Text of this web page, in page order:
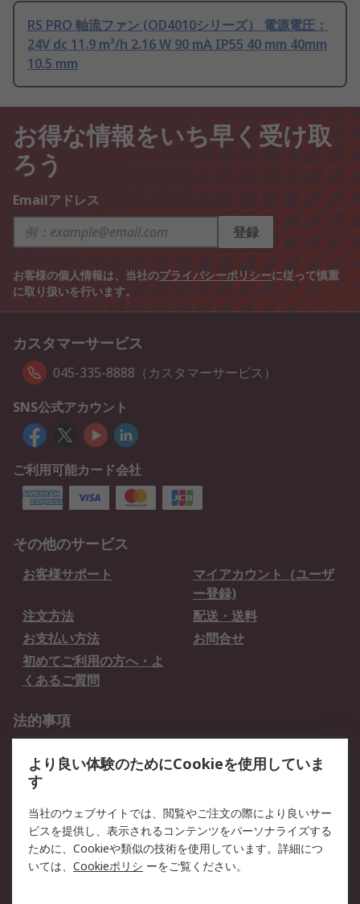
RS PRO 軸流ファン (OD4010シリーズ） 電源電圧：
24V dc 11.9 m³/h 2.16 W 90 mA IP55 40 mm 40mm
10.5 mm
お得な情報をいち早く受け取
ろう
Emailアドレス
登録
お客様の個人情報は、当社のプライバシーポリシーに従って慎重
に取り扱いを行います。
カスタマーサービス
045-335-8888（カスタマーサービス）
SNS公式アカウント
ご利用可能カード会社
その他のサービス
お客様サポート
マイアカウント（ユーザ
ー登録)
注文方法
配送・送料
お支払い方法
お問合せ
初めてご利用の方へ・よ
くあるご質問
法的事項
クッキーポリシー
RSについて
会社概要
採用情報
プレスリリース＆お知ら
コーポレートサイト
より良い体験のためにCookieを使用していま
す
当社のウェブサイトでは、閲覧やご注文の際により良いサー
ビスを提供し、表示されるコンテンツをパーソナライズする
ために、Cookieや類似の技術を使用しています。詳細につ
いては、 Cookieポリシ ーをご覧ください。